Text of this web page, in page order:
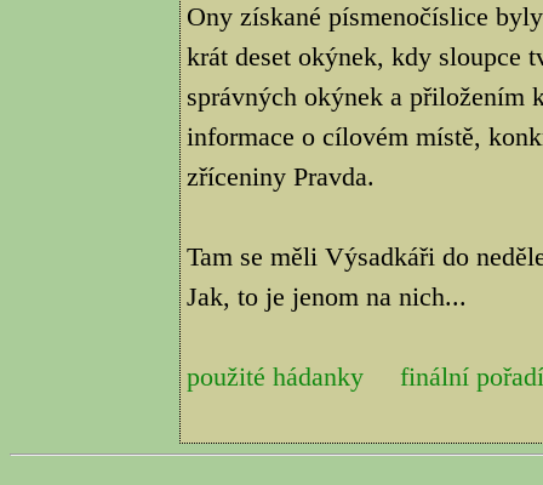
Ony získané písmenočíslice
krát deset okýnek, kdy sloupce
správných okýnek a přiložením
informace o cílovém místě,
zříceniny Pravda.
Tam se měli Výsadkáři do
Jak, to je jenom na nich...
použité hádanky finální pořadí